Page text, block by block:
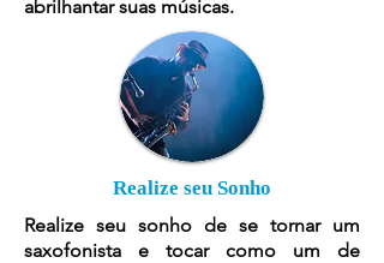
abrilhantar suas músicas.
Realize seu Sonho
Realize seu sonho de se tornar um
saxofonista e tocar como um de